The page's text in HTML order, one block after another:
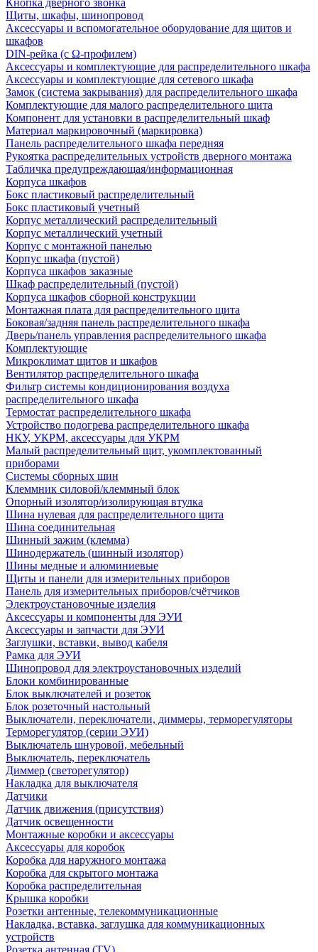
Кнопка дверного звонка
Щиты, шкафы, шинопровод
Аксессуары и вспомогательное оборудование для щитов и
шкафов
DIN-рейка (с Ω-профилем)
Аксессуары и комплектующие для распределительного шкафа
Аксессуары и комплектующие для сетевого шкафа
Замок (система закрывания) для распределительного шкафа
Комплектующие для малого распределительного щита
Компонент для установки в распределительный шкаф
Материал маркировочный (маркировка)
Панель распределительного шкафа передняя
Рукоятка распределительных устройств дверного монтажа
Табличка предупреждающая/информационная
Корпуса шкафов
Бокс пластиковый распределительный
Бокс пластиковый учетный
Корпус металлический распределительный
Корпус металлический учетный
Корпус с монтажной панелью
Корпус шкафа (пустой)
Корпуса шкафов заказные
Шкаф распределительный (пустой)
Корпуса шкафов сборной конструкции
Монтажная плата для распределительного щита
Боковая/задняя панель распределительного шкафа
Дверь/панель управления распределительного шкафа
Комплектующие
Микроклимат щитов и шкафов
Вентилятор распределительного шкафа
Фильтр системы кондиционирования воздуха
распределительного шкафа
Термостат распределительного шкафа
Устройство подогрева распределительного шкафа
НКУ, УКРМ, аксессуары для УКРМ
Малый распределительный щит, укомплектованный
приборами
Системы сборных шин
Клеммник силовой/клеммный блок
Опорный изолятор/изолирующая втулка
Шина нулевая для распределительного щита
Шина соединительная
Шинный зажим (клемма)
Шинодержатель (шинный изолятор)
Шины медные и алюминиевые
Щиты и панели для измерительных приборов
Панель для измерительных приборов/счётчиков
Электроустановочные изделия
Аксессуары и компоненты для ЭУИ
Аксессуары и запчасти для ЭУИ
Заглушки, вставки, вывод кабеля
Рамка для ЭУИ
Шинопровод для электроустановочных изделий
Блоки комбинированные
Блок выключателей и розеток
Блок розеточный настольный
Выключатели, переключатели, диммеры, терморегуляторы
Терморегулятор (серии ЭУИ)
Выключатель шнуровой, мебельный
Выключатель, переключатель
Диммер (светорегулятор)
Накладка для выключателя
Датчики
Датчик движения (присутствия)
Датчик освещенности
Монтажные коробки и аксессуары
Аксессуары для коробок
Коробка для наружного монтажа
Коробка для скрытого монтажа
Коробка распределительная
Крышка коробки
Розетки антенные, телекоммуникационные
Накладка, вставка, заглушка для коммуникационных
устройств
Розетка антенная (TV)